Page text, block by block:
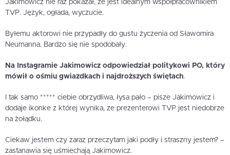
Jakimowicz nie raz pokazał, że jest idealnym współpracownikiem
TVP. Język, ogłada, wyczucie.
Byłemu aktorowi nie przypadły do gustu życzenia od Sławomira
Neumanna. Bardzo się nie spodobały.
Na Instagramie Jakimowicz odpowiedział politykowi PO, który
mówił o ośmiu gwiazdkach i najdroższych świętach.
I tak samo ***** ciebie obrzydliwa, łysa pało – pisze Jakimowicz i
dodaje ikonke z której wynika, ze prezenterowi TVP jest niedobrze
na żołądku.
Ciekaw jestem czy zaraz przeczytam jaki podły i straszny jestem? –
zastanawia się uśmiechają Jakimowicz.